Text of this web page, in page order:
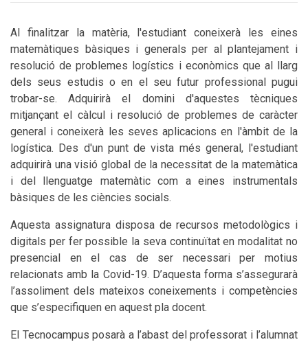
Al finalitzar la matèria, l'estudiant coneixerà les eines
matemàtiques bàsiques i generals per al plantejament i
resolució de problemes logístics i econòmics que al llarg
dels seus estudis o en el seu futur professional pugui
trobar-se. Adquirirà el domini d'aquestes tècniques
mitjançant el càlcul i resolució de problemes de caràcter
general i coneixerà les seves aplicacions en l'àmbit de la
logística. Des d'un punt de vista més general, l'estudiant
adquirirà una visió global de la necessitat de la matemàtica
i del llenguatge matemàtic com a eines instrumentals
bàsiques de les ciències socials.
Aquesta assignatura disposa de recursos metodològics i
digitals per fer possible la seva continuïtat en modalitat no
presencial en el cas de ser necessari per motius
relacionats amb la Covid-19. D’aquesta forma s’assegurarà
l’assoliment dels mateixos coneixements i competències
que s’especifiquen en aquest pla docent.
El Tecnocampus posarà a l’abast del professorat i l’alumnat